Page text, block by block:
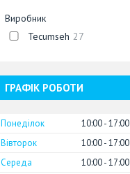
Виробник
Tecumseh 27
ГРАФІК РОБОТИ
Понеділок 10:00 17:00
Вівторок
10:00 17:00
Середа
10:00 17:00